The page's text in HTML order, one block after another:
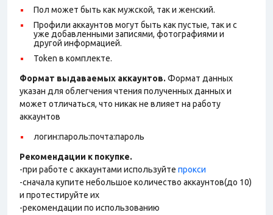
Пол может быть как мужской, так и женский.
Профили аккаунтов могут быть как пустые, так и с
уже добавленными записями, фотографиями и
другой информацией.
Token в комплекте.
Формат выдаваемых аккаунтов. Формат данных
указан для облегчения чтения полученных данных и
может отличаться, что никак не влияет на работу
аккаунтов
логин:пароль:почта:пароль
Рекомендации к покупке.
-при работе с аккаунтами используйте прокси
-сначала купите небольшое количество аккаунтов(до 10)
и протестируйте их
-рекомендации по использованию